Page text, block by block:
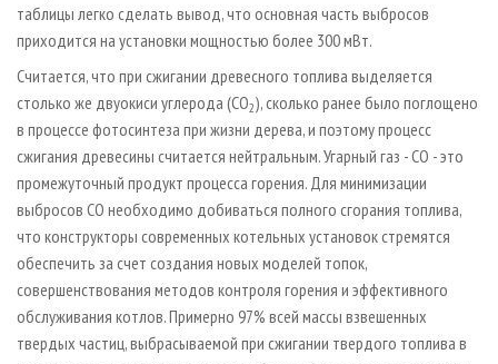
таблицы легко сделать вывод, что основная часть выбросов
приходится на установки мощностью более 300 мВт.
Считается, что при сжигании древесного топлива выделяется
столько же двуокиси углерода (СО2), сколько ранее было поглощено
в процессе фотосинтеза при жизни дерева, и поэтому процесс
сжигания древесины считается нейтральным. Угарный газ - СО - это
промежуточный продукт процесса горения. Для минимизации
выбросов СО необходимо добиваться полного сгорания топлива,
что конструкторы современных котельных установок стремятся
обеспечить за счет создания новых моделей топок,
совершенствования методов контроля горения и эффективного
обслуживания котлов. Примерно 97% всей массы взвешенных
твердых частиц, выбрасываемой при сжигании твердого топлива в